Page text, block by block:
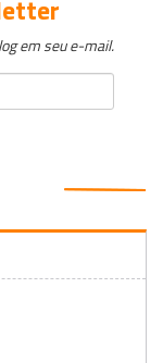
em seu e-mail.